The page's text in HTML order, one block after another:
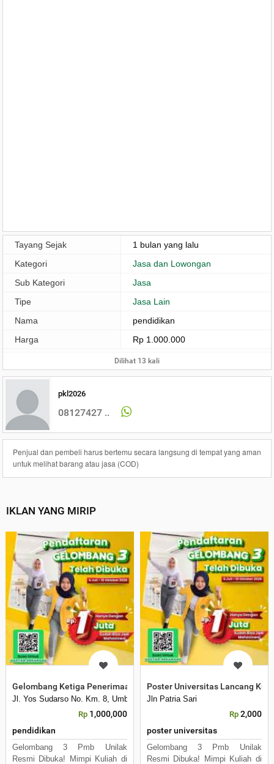
Tayang Sejak
1 bulan yang lalu
Kategori
Jasa dan Lowongan
Sub Kategori
Jasa
Tipe
Jasa Lain
Nama
pendidikan
Harga
Rp 1.000.000
Dilihat 13 kali
pkl2026
08127427 ..
Penjual dan pembeli harus bertemu secara langsung di tempat yang aman
untuk melihat barang atau jasa (COD)
IKLAN YANG MIRIP
Gelombang Ketiga Penerimaan Mahasiswa Baru
Jl. Yos Sudarso No. Km. 8, Umban Sari, Rumbai, Kota Pekanbaru, Riau
Rp 1,000,000
pendidikan
Gelombang 3 Pmb Unilak
Resmi Dibuka! Mimpi Kuliah di
Poster Universitas Lancang
Jln Patria Sari
Rp 2,000
poster universitas
Gelombang 3 Pmb Unilak
Resmi Dibuka! Mimpi Kuliah di